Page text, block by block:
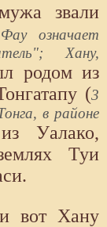
звали
означает
Хану,
родом из
(3
в районе
Уалако,
Туи
вот Хану